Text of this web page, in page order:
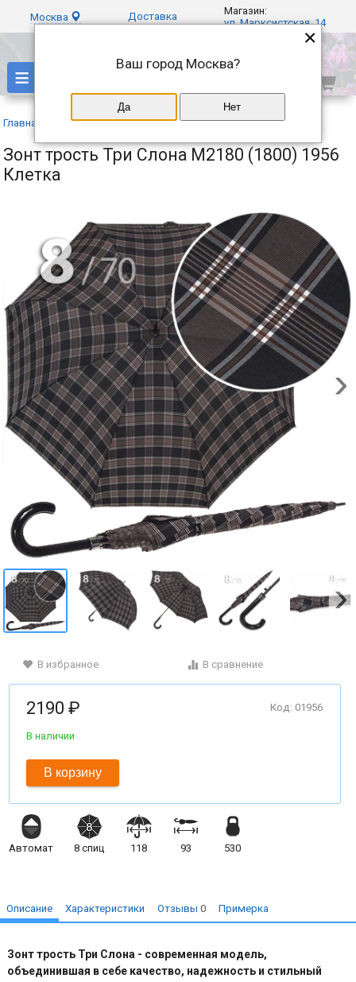
Москва Доставка
Магазин:
ул. Марксистская, 14
≡
Главная Каталог» Три слона»
Зонт трость Три Слона M2180 (1800) 1956
Клетка
В избранное В сравнение
Код: 01956
2190 ₽
В наличии
В корзину
Автомат 8 спиц 118 93 530
Описание
Зонт трость Три Слона - современная модель,
объединившая в себе качество, надежность и стильный
Характеристики Отзывы0 Примерка
×
Ваш город Москва?
Да Нет